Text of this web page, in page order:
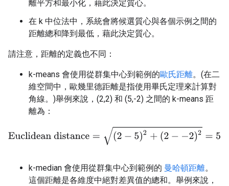
離平方和最小化，藉此決定質心。
在 k 中位法中，系統會將候選質心與各個示例之間的
距離總和降到最低，藉此決定質心。
請注意，距離的定義也不同：
k-means 會使用從群集中心到範例的歐氏距離。(在二
維空間中，歐幾里德距離是指使用畢氏定理來計算對
角線。)舉例來說，(2,2) 和 (5,-2) 之間的 k-means 距
離為：
Euclidean distance=(2−5)2+(2−−2)2=5
k-median 會使用從群集中心到範例的 曼哈頓距離。
這個距離是各維度中絕對差異值的總和。舉例來說，